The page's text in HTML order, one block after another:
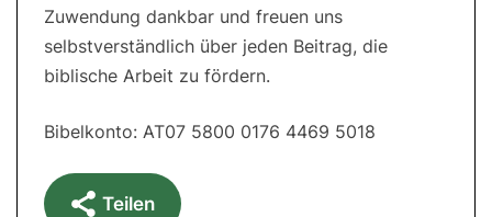
Zuwendung dankbar und freuen uns
selbstverständlich über jeden Beitrag, die
biblische Arbeit zu fördern.
Bibelkonto: AT07 5800 0176 4469 5018
Teilen